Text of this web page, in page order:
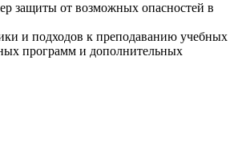
защиты от возможных опасностей в
и подходов к преподаванию учебных
программ и дополнительных